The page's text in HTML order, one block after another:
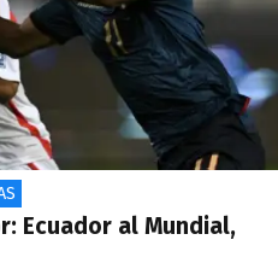
Ecuador al Mundial,